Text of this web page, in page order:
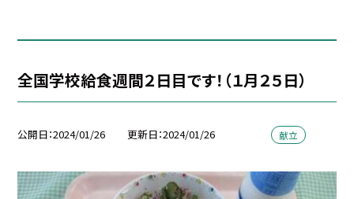
全国学校給食週間２日目です！（１月２５日）
公開日 2024/01/26 更新日 2024/01/26 献立